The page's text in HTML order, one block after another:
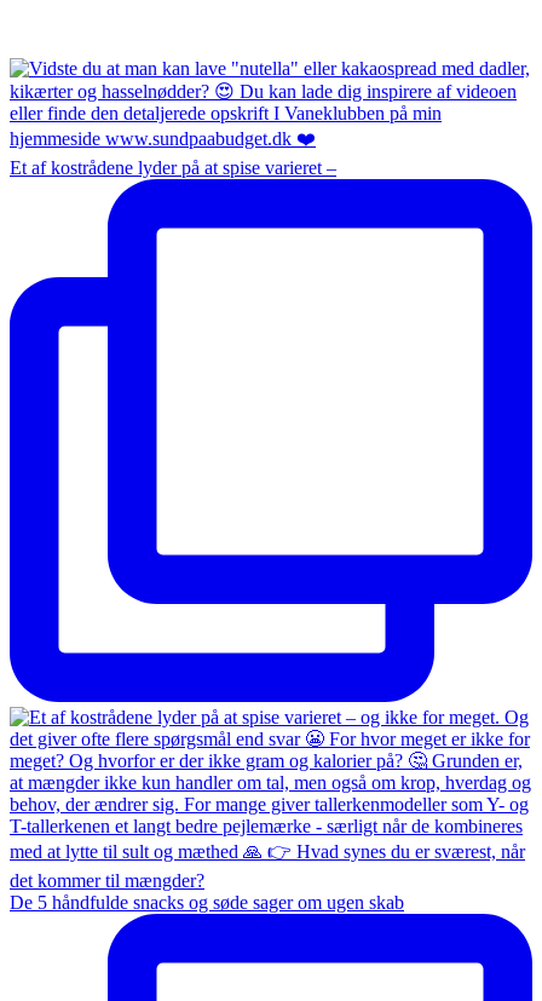
Et af kostrådene lyder på at spise varieret –
De 5 håndfulde snacks og søde sager om ugen skab